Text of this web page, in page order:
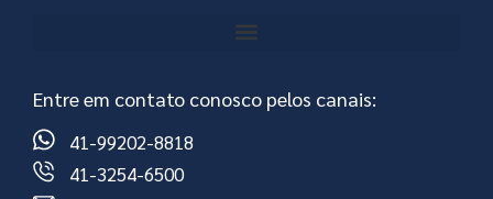
Entre em contato conosco pelos canais:
41-99202-8818
41-3254-6500